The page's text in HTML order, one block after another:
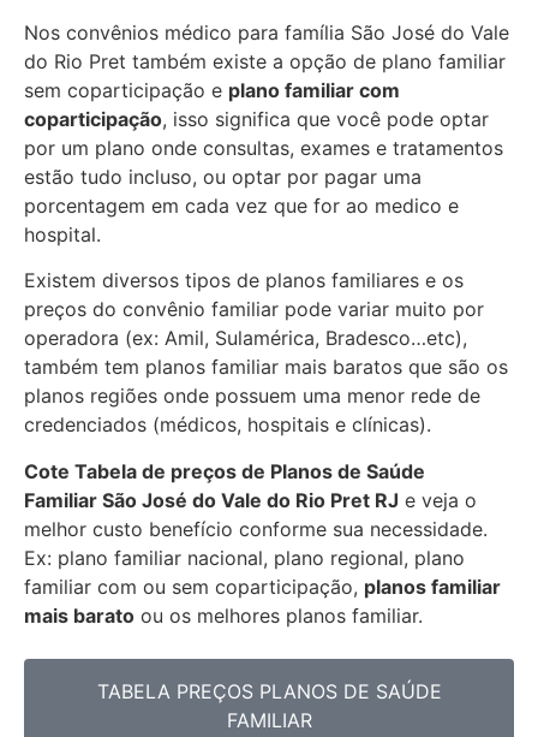
Nos convênios médico para família São José do Vale
do Rio Pret também existe a opção de plano familiar
sem coparticipação e plano familiar com
coparticipação, isso significa que você pode optar
por um plano onde consultas, exames e tratamentos
estão tudo incluso, ou optar por pagar uma
porcentagem em cada vez que for ao medico e
hospital.
Existem diversos tipos de planos familiares e os
preços do convênio familiar pode variar muito por
operadora (ex: Amil, Sulamérica, Bradesco…etc),
também tem planos familiar mais baratos que são os
planos regiões onde possuem uma menor rede de
credenciados (médicos, hospitais e clínicas).
Cote Tabela de preços de Planos de Saúde
Familiar São José do Vale do Rio Pret RJ e veja o
melhor custo benefício conforme sua necessidade.
Ex: plano familiar nacional, plano regional, plano
familiar com ou sem coparticipação, planos familiar
mais barato ou os melhores planos familiar.
TABELA PREÇOS PLANOS DE SAÚDE
FAMILIAR